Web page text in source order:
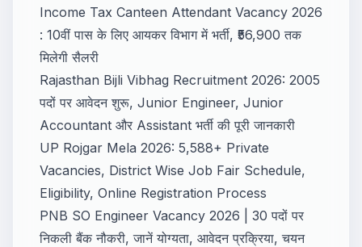
Income Tax Canteen Attendant Vacancy 2026
: 10वीं पास के लिए आयकर विभाग में भर्ती, ₹56,900 तक
मिलेगी सैलरी
Rajasthan Bijli Vibhag Recruitment 2026: 2005
पदों पर आवेदन शुरू, Junior Engineer, Junior
Accountant और Assistant भर्ती की पूरी जानकारी
UP Rojgar Mela 2026: 5,588+ Private
Vacancies, District Wise Job Fair Schedule,
Eligibility, Online Registration Process
PNB SO Engineer Vacancy 2026 | 30 पदों पर
निकली बैंक नौकरी, जानें योग्यता, आवेदन प्रक्रिया, चयन